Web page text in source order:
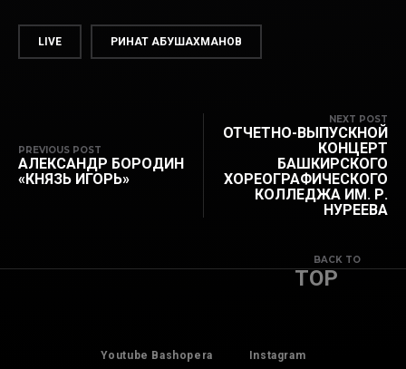
LIVE РИНАТ АБУШАХМАНОВ
PREVIOUS POST
АЛЕКСАНДР БОРОДИН
«КНЯЗЬ ИГОРЬ»
NEXT POST
ОТЧЕТНО-ВЫПУСКНОЙ
КОНЦЕРТ
БАШКИРСКОГО
ХОРЕОГРАФИЧЕСКОГО
КОЛЛЕДЖА ИМ. Р.
НУРЕЕВА
BACK TO
TOP
Youtube Bashopera Instagram